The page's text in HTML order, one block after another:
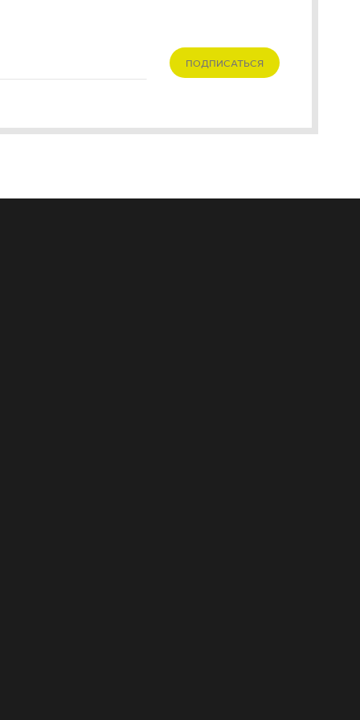
ПОДПИСАТЬСЯ